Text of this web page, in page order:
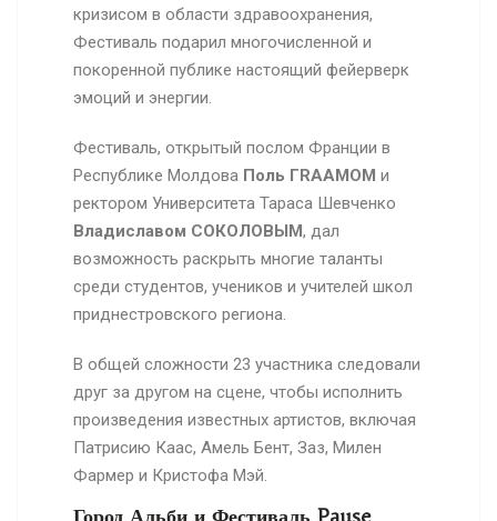
кризисом в области здравоохранения,
Фестиваль подарил многочисленной и
покоренной публике настоящий фейерверк
эмоций и энергии.
Фестиваль, открытый послом Франции в
Республике Молдова Поль Г RAAMOM и
ректором Университета Тараса Шевченко
Владиславом СОКОЛОВЫМ, дал
возможность раскрыть многие таланты
среди студентов, учеников и учителей школ
приднестровского региона.
В общей сложности 23 участника следовали
друг за другом на сцене, чтобы исполнить
произведения известных артистов, включая
Патрисию Каас, Амель Бент, Заз, Милен
Фармер и Кристофа Мэй.